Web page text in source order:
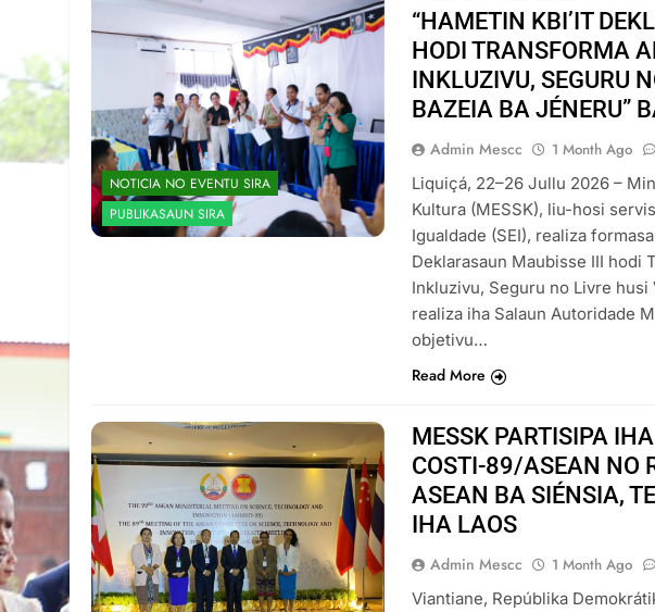
NOTICIA NO EVENTU SIRA
PUBLIKASAUN SIRA
“HAMETIN KBI’IT
HODI TRANSFORMA
INKLUZIVU, SEGURU
BAZEIA BA JÉNERU”
Admin Mescc 1 Month Ago
Liquiçá, 22–26 Jullu 2026 –
Kultura (MESSK), liu-hosi
Igualdade (SEI), realiza
Deklarasaun Maubisse III hodi
Inkluzivu, Seguru no Livre husi
realiza iha Salaun Autoridade
objetivu…
Read More
MESSK PARTISIPA
COSTI-89/ASEAN NO
ASEAN BA SIÉNSIA,
IHA LAOS
Admin Mescc 1 Month Ago
Viantiane, Repúblika